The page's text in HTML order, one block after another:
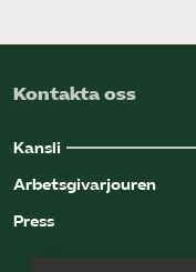
Kontakta oss
Kansli
Arbetsgivarjouren
Press